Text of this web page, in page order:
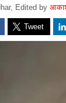
Edited by
Tweet